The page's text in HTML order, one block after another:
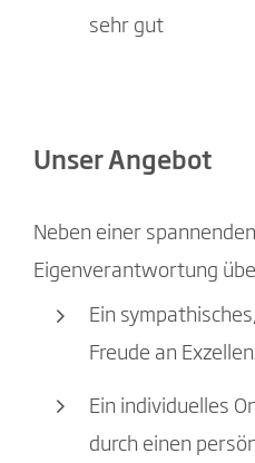
sehr gut
Unser Angebot
Neben einer
Eigenverantwortung
Ein
Freude an
Ein individuelles
durch einen